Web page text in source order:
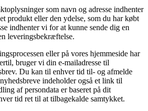
som navn og adresse indhenter
produkt eller den ydelse, som du har købt
indhenter vi for at kunne sende dig en
leveringsbekræftelse.
eller på vores hjemmeside har
bruger vi din e-mailadresse til
Du kan til enhver tid til- og afmelde
indeholder også et link til
af persondata er baseret på dit
tid ret til at tilbagekalde samtykket.